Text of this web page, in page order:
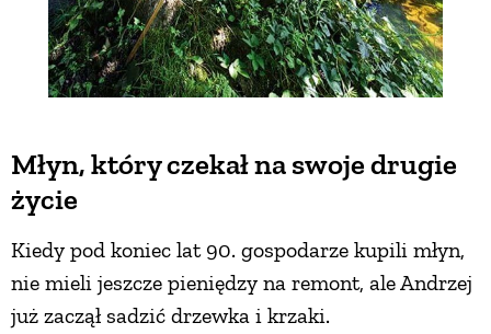
Młyn, który czekał na swoje drugie
życie
Kiedy pod koniec lat 90. gospodarze kupili młyn,
nie mieli jeszcze pieniędzy na remont, ale Andrzej
już zaczął sadzić drzewka i krzaki.